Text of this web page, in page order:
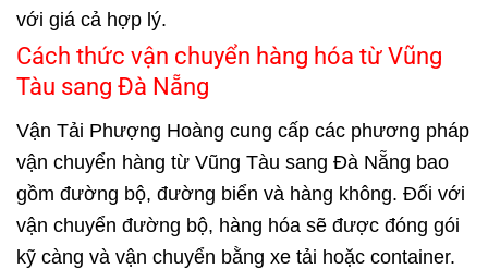
với giá cả hợp lý.
Cách thức vận chuyển hàng hóa từ Vũng
Tàu sang Đà Nẵng
Vận Tải Phượng Hoàng cung cấp các phương pháp
vận chuyển hàng từ Vũng Tàu sang Đà Nẵng bao
gồm đường bộ, đường biển và hàng không. Đối với
vận chuyển đường bộ, hàng hóa sẽ được đóng gói
kỹ càng và vận chuyển bằng xe tải hoặc container.